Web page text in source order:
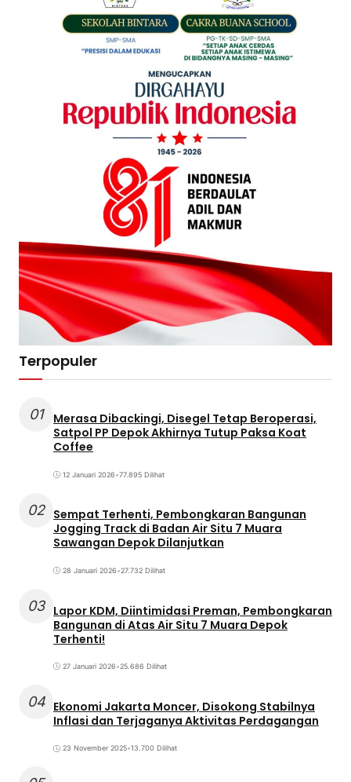
Terpopuler
01
Merasa Dibackingi, Disegel Tetap Beroperasi,
Satpol PP Depok Akhirnya Tutup Paksa Koat
Coffee
12 Januari 2026•77.895 Dilihat
02 Sempat Terhenti, Pembongkaran Bangunan
Jogging Track di Badan Air Situ 7 Muara
Sawangan Depok Dilanjutkan
28 Januari 2026•27.732 Dilihat
03 Lapor KDM, Diintimidasi Preman, Pembongkaran
Bangunan di Atas Air Situ 7 Muara Depok
Terhenti!
27 Januari 2026•25.686 Dilihat
04 Ekonomi Jakarta Moncer, Disokong Stabilnya
Inflasi dan Terjaganya Aktivitas Perdagangan
23 November 2025•13.700 Dilihat